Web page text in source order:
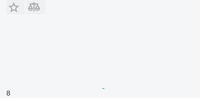
8